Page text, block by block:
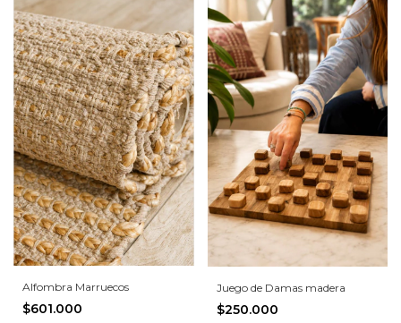
Alfombra Marruecos
$601.000
Juego de Damas madera
$250.000